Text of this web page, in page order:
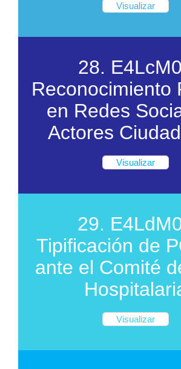
Visualizar
28.
Reconocimiento
en Redes
Actores
Visualizar
29.
Tipificación de
ante el Comité
Visualizar